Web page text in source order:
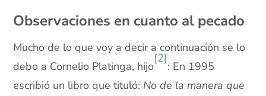
Observaciones en cuanto al pecado
Mucho de lo que voy a decir a continuación se lo
debo a Cornelio Platinga, hijo
[2]
: En 1995
escribió un libro que tituló: No de la manera que